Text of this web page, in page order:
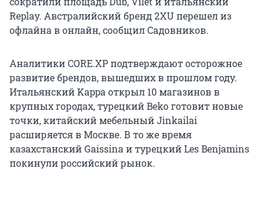
Replay. Австралийский бренд 2XU перешел из
офлайна в онлайн, сообщил Садовников.
Аналитики CORE.XP подтверждают осторожное
развитие брендов, вышедших в прошлом году.
Итальянский Kappa открыл 10 магазинов в
крупных городах, турецкий Beko готовит новые
точки, китайский мебельный Jinkailai
расширяется в Москве. В то же время
казахстанский Gaissina и турецкий Les Benjamins
покинули российский рынок.